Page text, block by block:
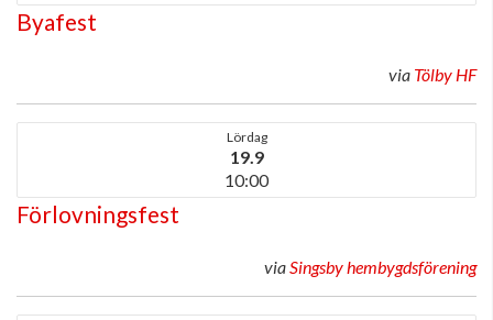
Byafest
via Tölby HF
Lördag
19.9
10:00
Förlovningsfest
viaSingsby hembygdsförening